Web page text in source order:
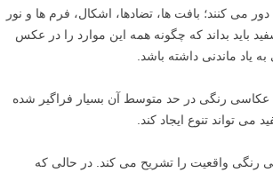
می کنند؛ بافت ها، تضادها، اشکال، فرم ها و نور
باید بداند که چگونه همه این موارد را در عکس
یاد ماندنی داشته باشد.
عکاسی رنگی در حد متوسط آن بسیار فراگیر شده
تواند تنوع ایجاد کند.
رنگی واقعیت را تشریح می کند. در حالی که